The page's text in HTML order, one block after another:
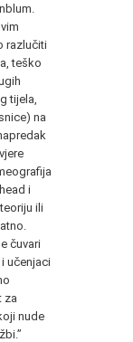
razlučiti
teško
tijela,
na
i
ili
čuvari
učenjaci
za
nude